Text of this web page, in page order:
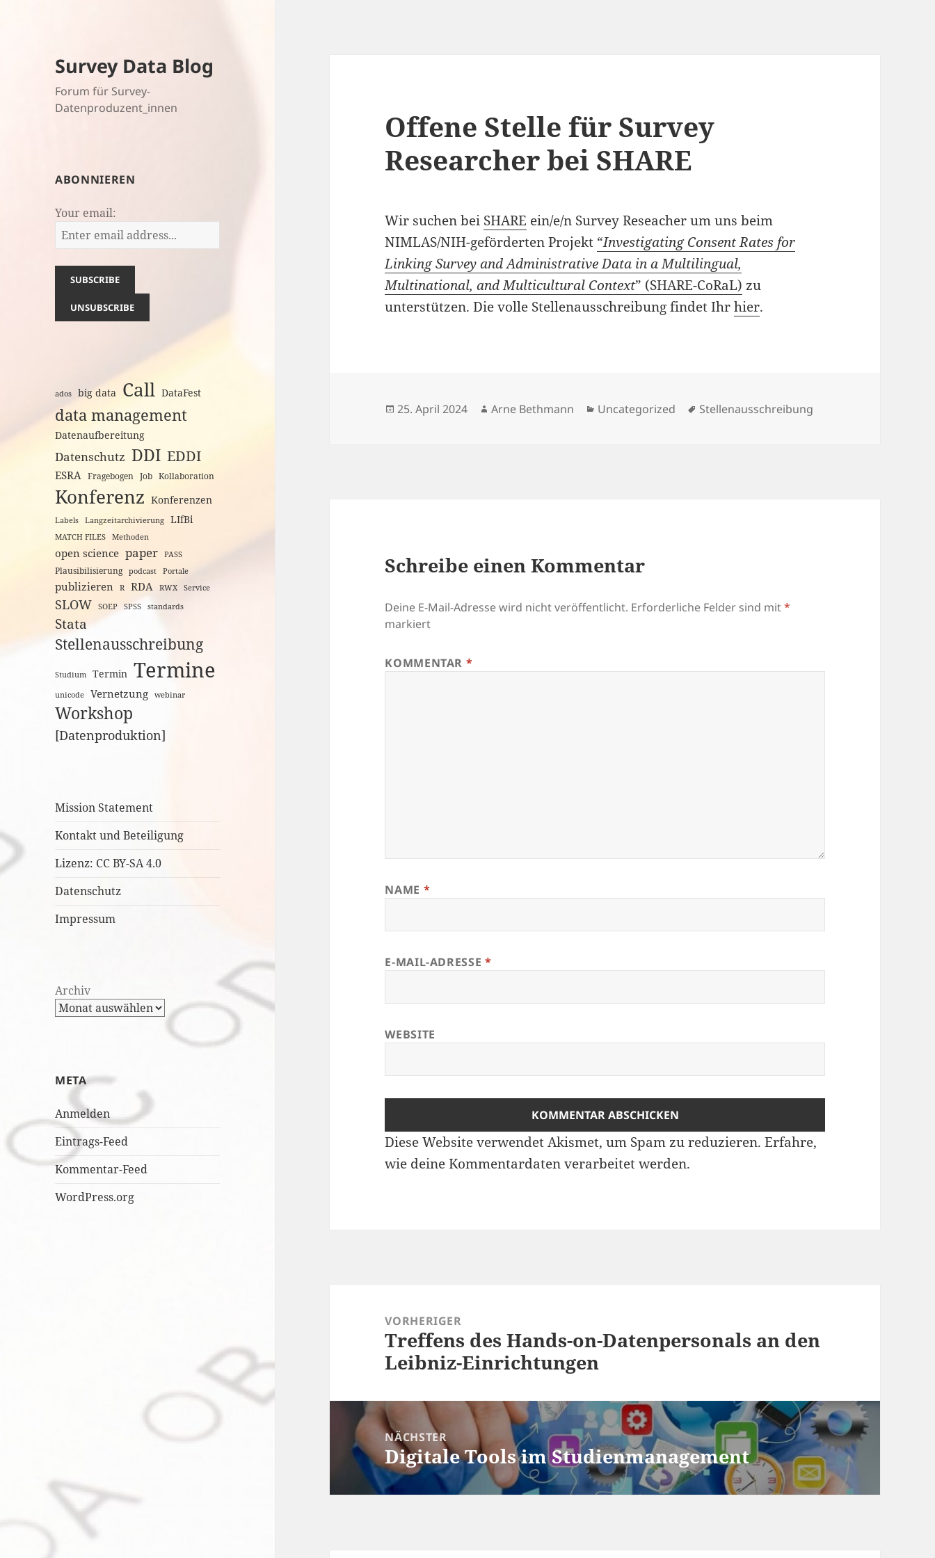
Survey Data Blog
Forum für Survey-
Datenproduzent_innen
ABONNIEREN
Your email:
ados big data Call DataFest
data management
Datenaufbereitung
Datenschutz DDI EDDI
ESRA Fragebogen Job Kollaboration
Konferenz Konferenzen
Labels Langzeitarchivierung LIfBi
MATCH FILES Methoden
open science paper PASS
Plausibilisierung podcast Portale
publizieren R RDA RWX Service
SLOW SOEP SPSS standards
Stata
Stellenausschreibung
Studium Termin Termine
unicode Vernetzung webinar
Workshop
[Datenproduktion]
Mission Statement
Kontakt und Beteiligung
Lizenz: CC BY-SA 4.0
Datenschutz
Impressum
Archiv
META
Anmelden
Eintrags-Feed
Kommentar-Feed
WordPress.org
Offene Stelle für Survey
Researcher bei SHARE
Wir suchen bei SHARE ein/e/n Survey Reseacher um uns beim
NIMLAS/NIH-geförderten Projekt “Investigating Consent Rates for
Linking Survey and Administrative Data in a Multilingual,
Multinational, and Multicultural Context” (SHARE-CoRaL) zu
unterstützen. Die volle Stellenausschreibung findet Ihrhier.
Veröffentlicht
25. April 2024 Autor
Arne Bethmann Kategorien
Uncategorized Schlagwörter
Stellenausschreibung
Schreibe einen Kommentar
Deine E-Mail-Adresse wird nicht veröffentlicht. Erforderliche Felder sind mit*
markiert
KOMMENTAR *
NAME *
E-MAIL-ADRESSE *
WEBSITE
Diese Website verwendet Akismet, um Spam zu reduzieren.Erfahre,
wie deine Kommentardaten verarbeitet werden.
VORHERIGER
Vorheriger
Beitrag:
Treffens des Hands-on-Datenpersonals an den
Leibniz-Einrichtungen
NÄCHSTER
Nächster
Beitrag:
Digitale Tools im Studienmanagement